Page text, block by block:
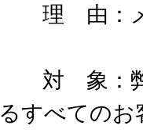
理 由：メ
対 象：弊
るすべてのお